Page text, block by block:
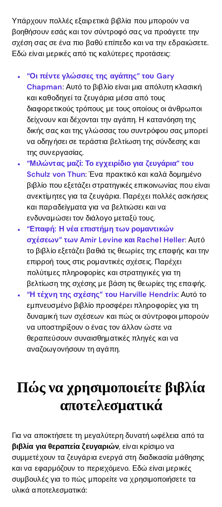
Υπάρχουν πολλές εξαιρετικά βιβλία που μπορούν να
βοηθήσουν εσάς και τον σύντροφό σας να προάγετε την
σχέση σας σε ένα πιο βαθύ επίπεδο και να την εδραιώσετε.
Εδώ είναι μερικές από τις καλύτερες προτάσεις:
“Οι πέντε γλώσσες της αγάπης” του Gary
Chapman: Αυτό το βιβλίο είναι μια απόλυτη κλασική
και καθοδηγεί τα ζευγάρια μέσα από τους
διαφορετικούς τρόπους με τους οποίους οι άνθρωποι
δείχνουν και δέχονται την αγάπη. Η κατανόηση της
δικής σας και της γλώσσας του συντρόφου σας μπορεί
να οδηγήσει σε τεράστια βελτίωση της σύνδεσης και
της συνεργασίας.
“Μιλώντας μαζί: Το εγχειρίδιο για ζευγάρια” του
Schulz von Thun: Ένα πρακτικό και καλά δομημένο
βιβλίο που εξετάζει στρατηγικές επικοινωνίας που είναι
ανεκτίμητες για τα ζευγάρια. Παρέχει πολλές ασκήσεις
και παραδείγματα για να βελτιώσει και να
ενδυναμώσει τον διάλογο μεταξύ τους.
“Επαφή: Η νέα επιστήμη των ρομαντικών
σχέσεων” των Amir Levine και Rachel Heller: Αυτό
το βιβλίο εξετάζει βαθιά τις θεωρίες της επαφής και την
επιρροή τους στις ρομαντικές σχέσεις. Παρέχει
πολύτιμες πληροφορίες και στρατηγικές για τη
βελτίωση της σχέσης με βάση τις θεωρίες της επαφής.
“Η τέχνη της σχέσης” του Harville Hendrix: Αυτό το
εμπνευσμένο βιβλίο προσφέρει πληροφορίες για τη
δυναμική των σχέσεων και πώς οι σύντροφοι μπορούν
να υποστηρίξουν ο ένας τον άλλον ώστε να
θεραπεύσουν συναισθηματικές πληγές και να
αναζοωγονήσουν τη αγάπη.
Πώς να χρησιμοποιείτε βιβλία
αποτελεσματικά
Για να αποκτήσετε τη μεγαλύτερη δυνατή ωφέλεια από τα
βιβλία για θεραπεία ζευγαριών, είναι κρίσιμο να
συμμετέχουν τα ζευγάρια ενεργά στη διαδικασία μάθησης
και να εφαρμόζουν το περιεχόμενο. Εδώ είναι μερικές
συμβουλές για το πώς μπορείτε να χρησιμοποιήσετε τα
υλικά αποτελεσματικά: